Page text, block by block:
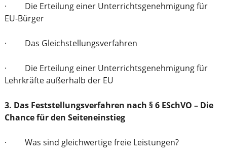
· Die Erteilung einer Unterrichtsgenehmigung für
EU-Bürger
· Das Gleichstellungsverfahren
· Die Erteilung einer Unterrichtsgenehmigung für
Lehrkräfte außerhalb der EU
3. Das Feststellungsverfahren nach § 6 ESchVO – Die
Chance für den Seiteneinstieg
· Was sind gleichwertige freie Leistungen?